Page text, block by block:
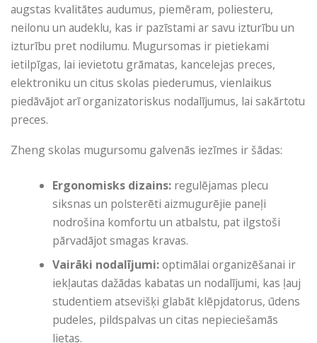
augstas kvalitātes audumus, piemēram, poliesteru,
neilonu un audeklu, kas ir pazīstami ar savu izturību un
izturību pret nodilumu. Mugursomas ir pietiekami
ietilpīgas, lai ievietotu grāmatas, kancelejas preces,
elektroniku un citus skolas piederumus, vienlaikus
piedāvājot arī organizatoriskus nodalījumus, lai sakārtotu
preces.
Zheng skolas mugursomu galvenās iezīmes ir šādas:
Ergonomisks dizains: regulējamas plecu
siksnas un polsterēti aizmugurējie paneļi
nodrošina komfortu un atbalstu, pat ilgstoši
pārvadājot smagas kravas.
Vairāki nodalījumi:optimālai organizēšanai ir
iekļautas dažādas kabatas un nodalījumi, kas ļauj
studentiem atsevišķi glabāt klēpjdatorus, ūdens
pudeles, pildspalvas un citas nepieciešamās
lietas.